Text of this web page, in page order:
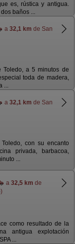
es, rústica y antigua.
baños ...
a 32,1 km de San
Toledo, a 5 minutos de
toda de madera,
...
a 32,1 km de San
con su encanto
privada, barbacoa,
...
a 32,5 km de
como resultado de la
antigua explotación
...